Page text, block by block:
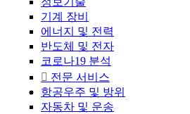
기계 장비
에너지 및 전력
반도체 및 전자
코로나19 분석
전문 서비스
항공우주 및 방위
자동차 및 운송